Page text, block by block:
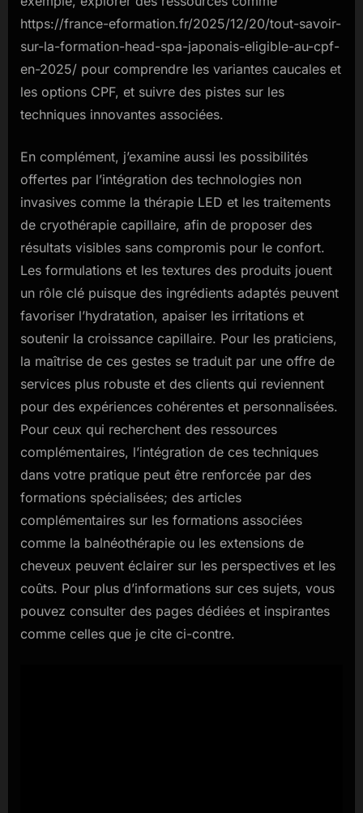
https://france-eformation.fr/2025/12/20/tout-savoir-
sur-la-formation-head-spa-japonais-eligible-au-cpf-
en-2025/ pour comprendre les variantes caucales et
les options CPF, et suivre des pistes sur les
techniques innovantes associées.
En complément, j’examine aussi les possibilités
offertes par l’intégration des technologies non
invasives comme la thérapie LED et les traitements
de cryothérapie capillaire, afin de proposer des
résultats visibles sans compromis pour le confort.
Les formulations et les textures des produits jouent
un rôle clé puisque des ingrédients adaptés peuvent
favoriser l’hydratation, apaiser les irritations et
soutenir la croissance capillaire. Pour les praticiens,
la maîtrise de ces gestes se traduit par une offre de
services plus robuste et des clients qui reviennent
pour des expériences cohérentes et personnalisées.
Pour ceux qui recherchent des ressources
complémentaires, l’intégration de ces techniques
dans votre pratique peut être renforcée par des
formations spécialisées; des articles
complémentaires sur les formations associées
comme la balnéothérapie ou les extensions de
cheveux peuvent éclairer sur les perspectives et les
coûts. Pour plus d’informations sur ces sujets, vous
pouvez consulter des pages dédiées et inspirantes
comme celles que je cite ci-contre.